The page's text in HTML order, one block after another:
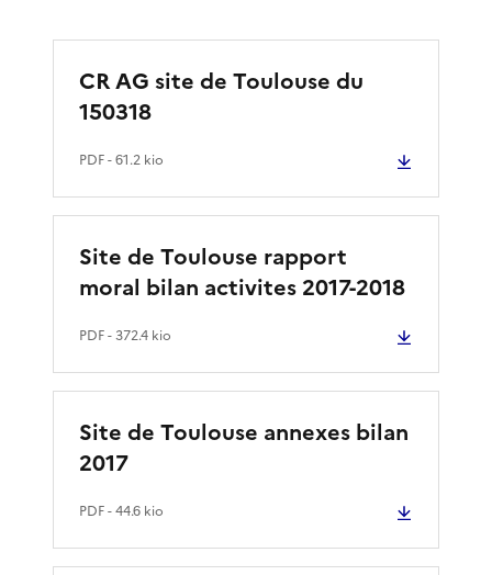
CR AG site de Toulouse du
150318
PDF- 61.2 kio
Site de Toulouse rapport
moral bilan activites 2017-2018
PDF- 372.4 kio
Site de Toulouse annexes bilan
2017
PDF- 44.6 kio